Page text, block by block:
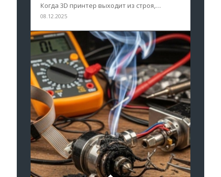
Когда 3D принтер выходит из строя,…
08.12.2025